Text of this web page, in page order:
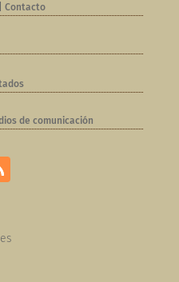
Contacto
de comunicación